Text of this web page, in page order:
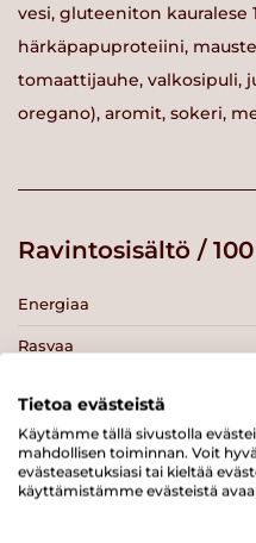
vesi, gluteeniton kauralese
härkäpapuproteiini,
tomaattijauhe, valkosipuli,
oregano), aromit, sokeri,
Ravintosisältö /
Energiaa
Rasvaa
Hiilihydraatteja
josta sokereita
Tietoa evästeistä
Käytämme tällä sivustolla
mahdollisen toiminnan. Voit
evästeasetuksiasi tai kieltää
käyttämistämme evästeistä